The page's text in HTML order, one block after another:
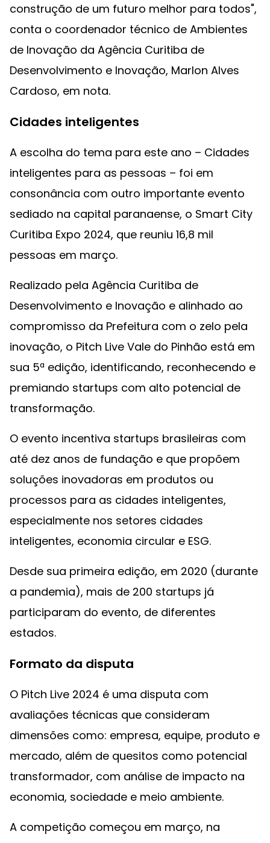
construção de um futuro melhor para todos",
conta o coordenador técnico de Ambientes
de Inovação da Agência Curitiba de
Desenvolvimento e Inovação, Marlon Alves
Cardoso, em nota.
Cidades inteligentes
A escolha do tema para este ano – Cidades
inteligentes para as pessoas – foi em
consonância com outro importante evento
sediado na capital paranaense, o Smart City
Curitiba Expo 2024, que reuniu 16,8 mil
pessoas em março.
Realizado pela Agência Curitiba de
Desenvolvimento e Inovação e alinhado ao
compromisso da Prefeitura com o zelo pela
inovação, o Pitch Live Vale do Pinhão está em
sua 5ª edição, identificando, reconhecendo e
premiando startups com alto potencial de
transformação.
O evento incentiva startups brasileiras com
até dez anos de fundação e que propõem
soluções inovadoras em produtos ou
processos para as cidades inteligentes,
especialmente nos setores cidades
inteligentes, economia circular e ESG.
Desde sua primeira edição, em 2020 (durante
a pandemia), mais de 200 startups já
participaram do evento, de diferentes
estados.
Formato da disputa
O Pitch Live 2024 é uma disputa com
avaliações técnicas que consideram
dimensões como: empresa, equipe, produto e
mercado, além de quesitos como potencial
transformador, com análise de impacto na
economia, sociedade e meio ambiente.
A competição começou em março, na